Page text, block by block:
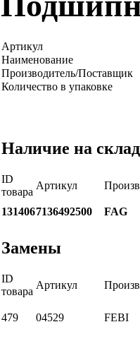
Артикул
Наименование
Производитель/Поставщик
Количество в упаковке
Наличие на
ID
товара
Артикул
1314067136492500 FAG
Замены
ID
товара
Артикул
479 04529 FEBI